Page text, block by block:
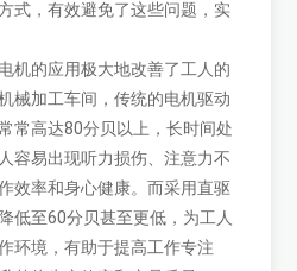
式，有效避免了这些问题，实
机的应用极大地改善了工人的
械加工车间，传统的电机驱动
常高达80分贝以上，长时间处
容易出现听力损伤、注意力不
效率和身心健康。而采用直驱
低至60分贝甚至更低，为工人
环境，有助于提高工作专注